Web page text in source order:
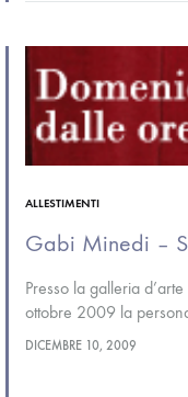
ALLESTIMENTI
Gabi Minedi –
Presso la galleria
ottobre 2009 la
dimensione riempiono
DICEMBRE 10, 2009